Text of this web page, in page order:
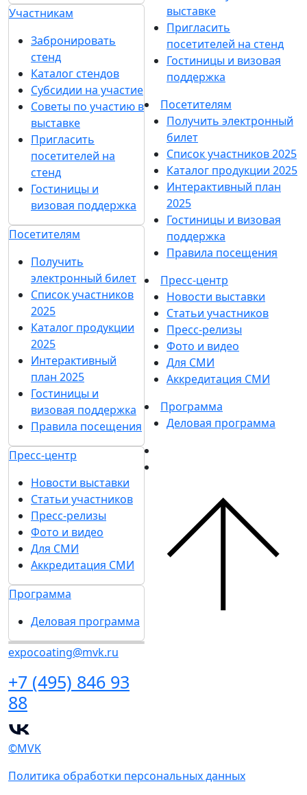
Участникам
Забронировать
стенд
Каталог стендов
Субсидии на участие
Советы по участию в
выставке
Пригласить
посетителей на
стенд
Гостиницы и
визовая поддержка
Посетителям
Получить
электронный билет
Список участников
2025
Каталог продукции
2025
Интерактивный
план 2025
Гостиницы и
визовая поддержка
Правила посещения
Пресс-центр
Новости выставки
Статьи участников
Пресс-релизы
Фото и видео
Для СМИ
Аккредитация СМИ
Программа
Деловая программа
expocoating@mvk.ru
+7 (495) 846 93
88
выставке
Пригласить
посетителей на стенд
Гостиницы и визовая
поддержка
Посетителям
Получить электронный
билет
Список участников 2025
Каталог продукции 2025
Интерактивный план
2025
Гостиницы и визовая
поддержка
Правила посещения
Пресс-центр
Новости выставки
Статьи участников
Пресс-релизы
Фото и видео
Для СМИ
Аккредитация СМИ
Программа
Деловая программа
©MVK
Политика обработки персональных данных